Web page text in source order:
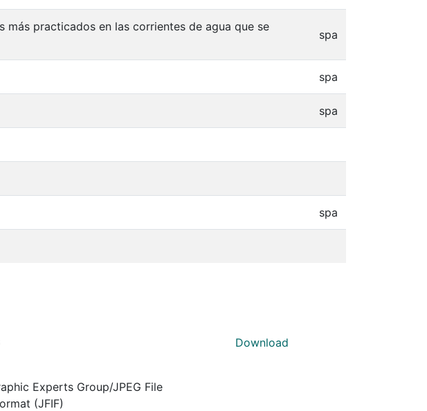
practicados en las corrientes de agua que se
spa
spa
spa
spa
Experts Group/JPEG File
(JFIF)
Download